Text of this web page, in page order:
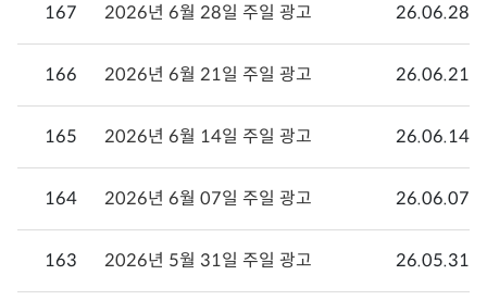
167 2026년 6월 28일 주일 광고 26.06.28
166 2026년 6월 21일 주일 광고 26.06.21
165 2026년 6월 14일 주일 광고 26.06.14
164 2026년 6월 07일 주일 광고 26.06.07
163 2026년 5월 31일 주일 광고 26.05.31